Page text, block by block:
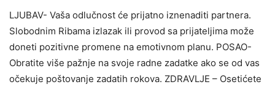
LJUBAV- Vaša odlučnost će prijatno iznenaditi partnera.
Slobodnim Ribama izlazak ili provod sa prijateljima može
doneti pozitivne promene na emotivnom planu. POSAO-
Obratite više pažnje na svoje radne zadatke ako se od vas
očekuje poštovanje zadatih rokova. ZDRAVLJE – Osetićete